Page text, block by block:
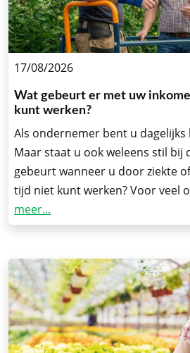
17/08/2026
Wat gebeurt er met uw
kunt werken?
Als ondernemer bent u dagelijks
Maar staat u ook weleens stil bij
gebeurt wanneer u door ziekte
tijd niet kunt werken? Voor veel
meer...